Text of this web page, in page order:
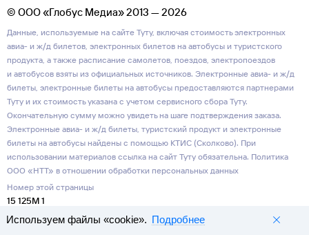
© ООО «Глобус Медиа» 2013 — 2026
Данные, используемые на сайте Туту, включая стоимость электронных
авиа- и ж/д билетов, электронных билетов на автобусы и туристского
продукта, а также расписание самолетов, поездов, электропоездов
и автобусов взяты из официальных источников. Электронные авиа- и ж/д
билеты, электронные билеты на автобусы предоставляются партнерами
Туту и их стоимость указана с учетом сервисного сбора Туту.
Окончательную сумму можно увидеть на шаге подтверждения заказа.
Электронные авиа- и ж/д билеты, туристский продукт и электронные
билеты на автобусы найдены с помощью КТИС (Сколково). При
использовании материалов ссылка на сайт Туту обязательна. Политика
ООО «НТТ» в отношении обработки персональных данных
Номер этой страницы
15 125M 1
Используем файлы «cookie». Подробнее